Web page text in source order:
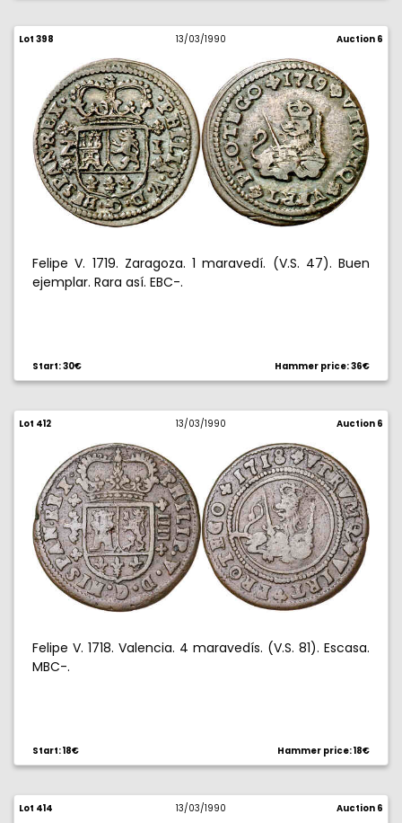
Lot 398 13/03/1990 Auction 6
Felipe V. 1719. Zaragoza. 1 maravedí. (V.S. 47). Buen
ejemplar. Rara así. EBC-.
Start: 30€ Hammer price: 36€
Lot 412 13/03/1990 Auction 6
Felipe V. 1718. Valencia. 4 maravedís. (V.S. 81). Escasa.
MBC-.
Start: 18€ Hammer price: 18€
Lot 414 13/03/1990 Auction 6